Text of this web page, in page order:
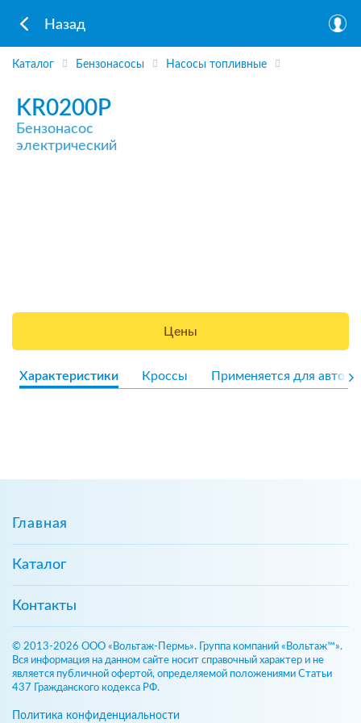
Назад
Каталог Бензонасосы Насосы топливные
KR0200P
Бензонасос
электрический
Цены
Характеристики Кроссы Применяется для авто
Главная
Каталог
Контакты
© 2013-2026 ООО «Вольтаж-Пермь». Группа компаний «Вольтаж™».
Вся информация на данном сайте носит справочный характер и не
является публичной офертой, определяемой положениями Статьи
437 Гражданского кодекса РФ.
Политика конфиденциальности